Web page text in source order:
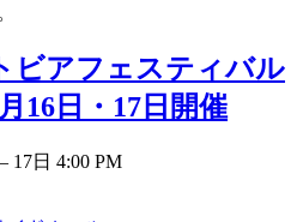
ビアフェスティバル
16日・17日開催
– 17日 4:00 PM